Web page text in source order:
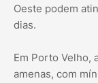
Oeste podem
dias.
Em Porto Velho,
amenas, com